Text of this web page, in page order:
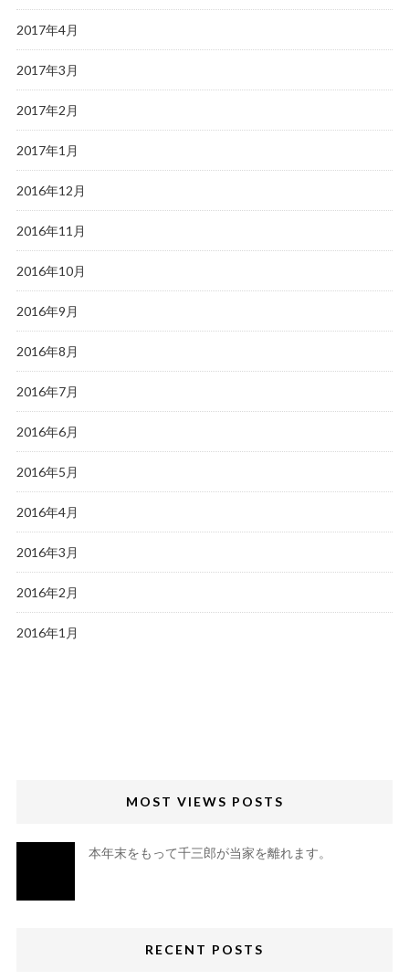
2017年4月
2017年3月
2017年2月
2017年1月
2016年12月
2016年11月
2016年10月
2016年9月
2016年8月
2016年7月
2016年6月
2016年5月
2016年4月
2016年3月
2016年2月
2016年1月
MOST VIEWS POSTS
本年末をもって千三郎が当家を離れます。
RECENT POSTS